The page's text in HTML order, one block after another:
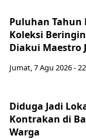
Puluhan Tahun
Koleksi
Diakui Maestro
Jumat, 7 Agu 2026 -
Diduga Jadi
Kontrakan di
Warga